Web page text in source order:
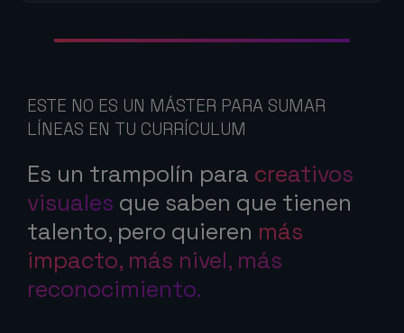
ESTE NO ES UN MÁSTER PARA SUMAR
LÍNEAS EN TU CURRÍCULUM
Es un trampolín para creativos
visuales que saben que tienen
talento, pero quieren más
impacto, más nivel, más
reconocimiento.